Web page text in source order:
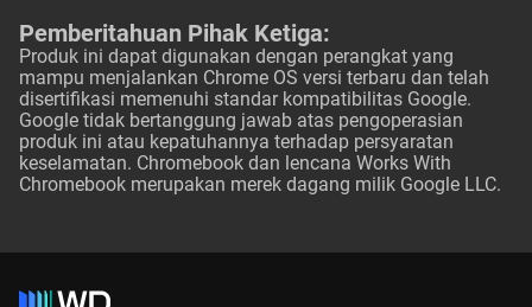
Pemberitahuan Pihak Ketiga:
Produk ini dapat digunakan dengan perangkat yang
mampu menjalankan Chrome OS versi terbaru dan telah
disertifikasi memenuhi standar kompatibilitas Google.
Google tidak bertanggung jawab atas pengoperasian
produk ini atau kepatuhannya terhadap persyaratan
keselamatan. Chromebook dan lencana Works With
Chromebook merupakan merek dagang milik Google LLC.